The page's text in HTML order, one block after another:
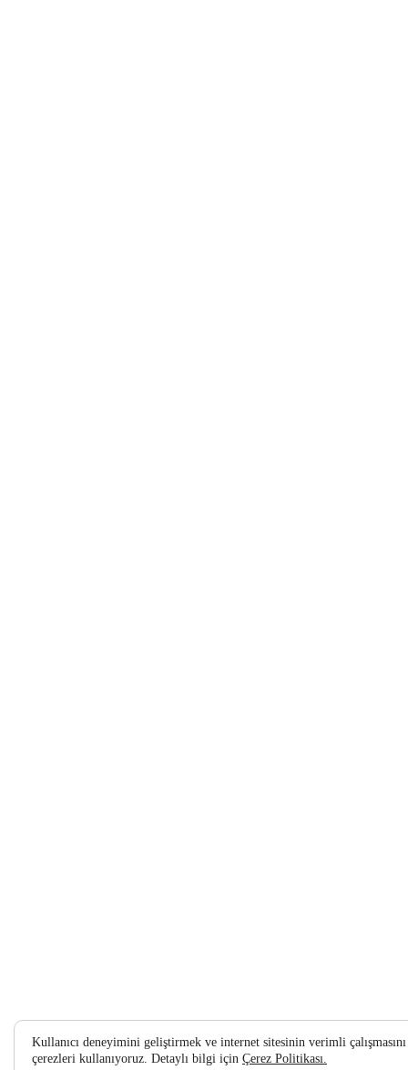
Kullanıcı deneyimini geliştirmek ve internet sitesinin verimli çalışmasını
çerezleri kullanıyoruz. Detaylı bilgi için Çerez Politikası.